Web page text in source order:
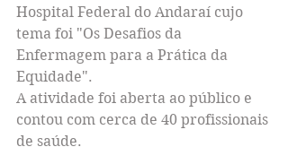
Hospital Federal do Andaraí cujo
tema foi "Os Desafios da
Enfermagem para a Prática da
Equidade".
A atividade foi aberta ao público e
contou com cerca de 40 profissionais
de saúde.